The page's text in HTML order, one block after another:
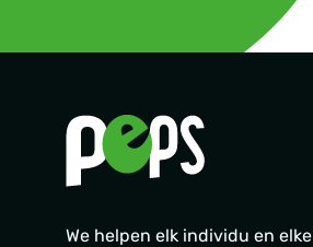
We helpen elk individu en elke